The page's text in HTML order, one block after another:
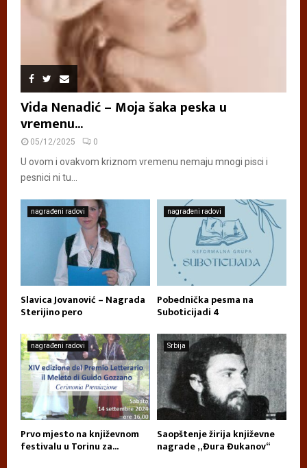
Vida Nenadić – Moja šaka peska u
vremenu...
05/12/2025 0
U ovom i ovakvom kriznom vremenu nemaju mnogi pisci i
pesnici ni tu...
nagrađeni radovi
Slavica Jovanović – Nagrada
Sterijino pero
nagrađeni radovi
Pobednička pesma na
Suboticijadi 4
nagrađeni radovi
Prvo mjesto na književnom
festivalu u Torinu za...
Srbija
Saopštenje žirija književne
nagrade „Đura Đukanov“